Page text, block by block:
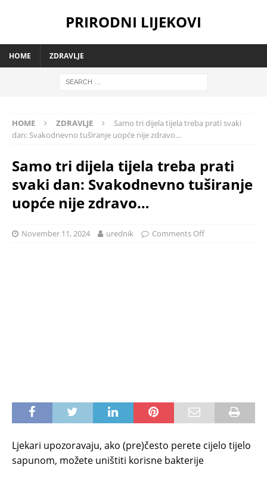
PRIRODNI LIJEKOVI
HOME ZDRAVLJE
HOME ZDRAVLJE
Samo tri dijela tijela treba prati svaki
dan: Svakodnevno tuširanje uopće nije zdravo…
Samo tri dijela tijela treba prati
svaki dan: Svakodnevno tuširanje
uopće nije zdravo…
November 11, 2024 urednik Comments Off
Ljekari upozoravaju, ako (pre)često perete cijelo tijelo
sapunom, možete uništiti korisne bakterije